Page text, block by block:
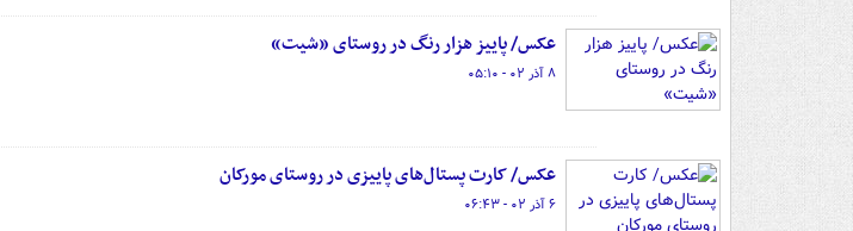
عکس/ پاییز هزار رنگ در روستای «شیت»
۸ آذر ۰۲ - ۰۵:۱۰
عکس/ کارت پستال‌های پاییزی در روستای مورکان
۶ آذر ۰۲ - ۰۶:۴۳